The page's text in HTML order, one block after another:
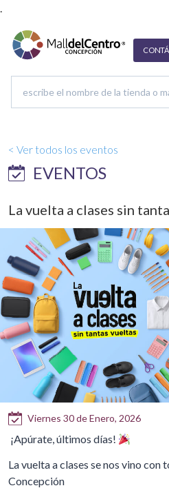
.
CONTÁ
< Ver todos los eventos
EVENTOS
La vuelta a clases sin
Viernes 30 de Enero, 2026
¡Apúrate, últimos días!
La vuelta a clases se nos vino
Concepción